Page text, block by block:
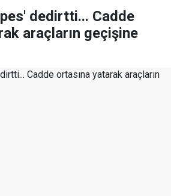
dedirtti... Cadde
araçların geçişine